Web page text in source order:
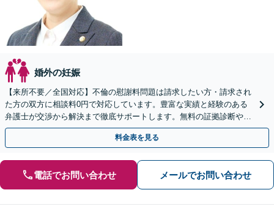
婚外の妊娠
【来所不要／全国対応】不倫の慰謝料問題は請求したい方・請求され
た方の双方に相談料0円で対応しています。豊富な実績と経験のある
弁護士が交渉から解決まで徹底サポートします。無料の証拠診断や着
手金の返還保証もありますので安心してご相談ください。
料金表を見る
電話でお問い合わせ メールでお問い合わせ